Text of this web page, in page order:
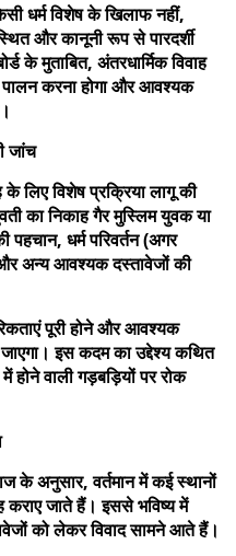
धर्म विशेष के खिलाफ नहीं,
और कानूनी रूप से पारदर्शी
के मुताबित, अंतरधार्मिक विवाह
करना होगा और आवश्यक
जांच
लिए विशेष प्रक्रिया लागू की
का निकाह गैर मुस्लिम युवक या
पहचान, धर्म परिवर्तन (अगर
अन्य आवश्यक दस्तावेजों की
पूरी होने और आवश्यक
इस कदम का उद्देश्य कथित
होने वाली गड़बड़ियों पर रोक
के अनुसार, वर्तमान में कई स्थानों
कराए जाते हैं। इससे भविष्य में
को लेकर विवाद सामने आते हैं।